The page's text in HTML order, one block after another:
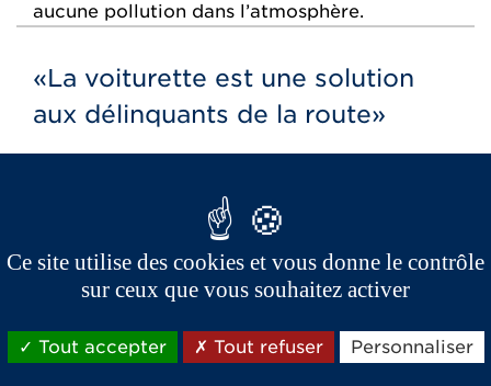
aucune pollution dans l’atmosphère.
«La voiturette est une solution
aux délinquants de la route»
d’un retrait de permis ne représente que 3,4%
alors que la part des usagers n’ayant jamais
eu le permis s’élève à 93,4% du marché.
faible autonomie pour les trajets
Ce site utilise des cookies et vous donne le contrôle
sur ceux que vous souhaitez activer
Tout accepter Tout refuser Personnaliser